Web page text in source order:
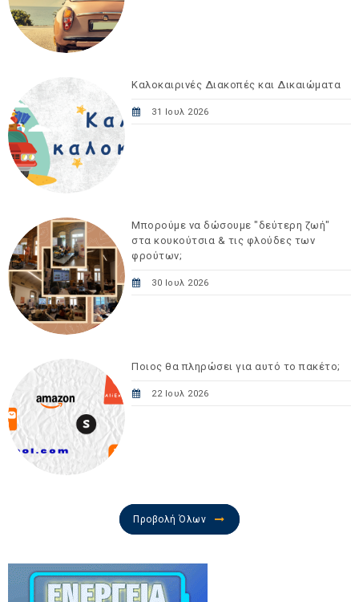
Καλοκαιρινές Διακοπές και Δικαιώματα
31 Ιουλ 2026
Μπορούμε να δώσουμε "δεύτερη ζωή"
στα κουκούτσια & τις φλούδες των
φρούτων;
30 Ιουλ 2026
Ποιος θα πληρώσει για αυτό το πακέτο;
22 Ιουλ 2026
Προβολή Όλων